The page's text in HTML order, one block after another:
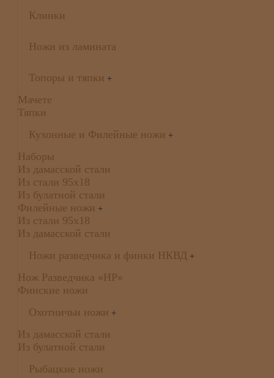
Клинки
Ножи из ламината
Топоры и тяпки +
Мачете
Тяпки
Кухонные и Филейные ножи +
Наборы
Из дамасской стали
Из стали 95х18
Из булатной стали
Филейные ножи +
Из стали 95х18
Из дамасской стали
Ножи разведчика и финки НКВД +
Нож Разведчика «НР»
Финские ножи
Охотничьи ножи +
Из дамасской стали
Из булатной стали
Рыбацкие ножи